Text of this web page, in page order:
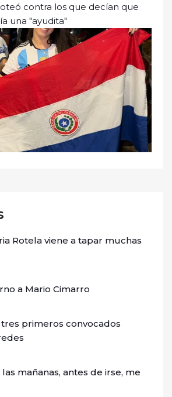
contra los que decían que
una "ayudita"
Rotela viene a tapar muchas
a Mario Cimarro
tres primeros convocados
mañanas, antes de irse, me